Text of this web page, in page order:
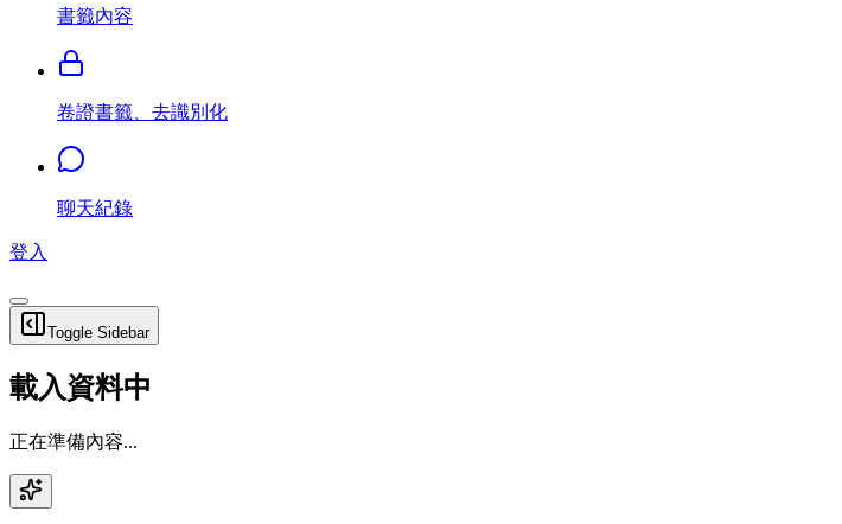
書籤內容
卷證書籤、去識別化
聊天紀錄
登入
Toggle Sidebar
載入資料中
正在準備內容...